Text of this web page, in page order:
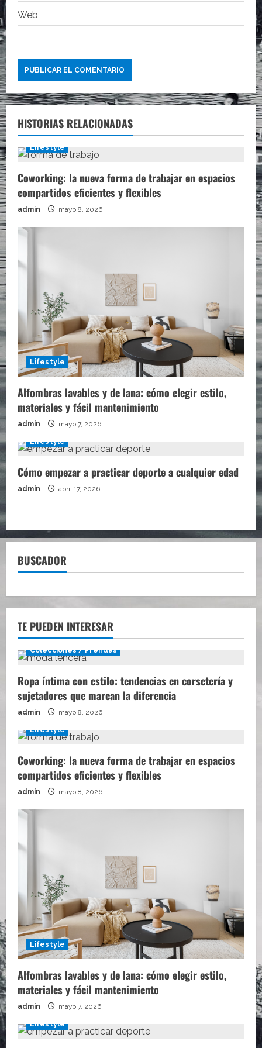
s
Web
HISTORIAS RELACIONADAS
Lifestyle
Coworking: la nueva forma de trabajar en espacios
compartidos eficientes y flexibles
admin mayo 8, 2026
Lifestyle
Alfombras lavables y de lana: cómo elegir estilo,
materiales y fácil mantenimiento
admin mayo 7, 2026
Lifestyle
Cómo empezar a practicar deporte a cualquier edad
admin abril 17, 2026
BUSCADOR
TE PUEDEN INTERESAR
Colecciones / Prendas
Ropa íntima con estilo: tendencias en corsetería y
sujetadores que marcan la diferencia
admin mayo 8, 2026
Lifestyle
Coworking: la nueva forma de trabajar en espacios
compartidos eficientes y flexibles
admin mayo 8, 2026
Lifestyle
Alfombras lavables y de lana: cómo elegir estilo,
materiales y fácil mantenimiento
admin mayo 7, 2026
Lifestyle